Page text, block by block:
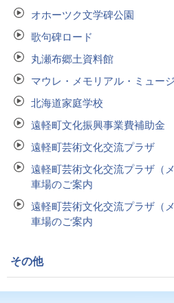
オホーツク文学碑公園
歌句碑ロード
丸瀬布郷土資料館
マウレ・メモリアル・ミュー
北海道家庭学校
遠軽町文化振興事業費補助金
遠軽町芸術文化交流プラザ
遠軽町芸術文化交流プラザ（
車場のご案内
遠軽町芸術文化交流プラザ（
車場のご案内
その他